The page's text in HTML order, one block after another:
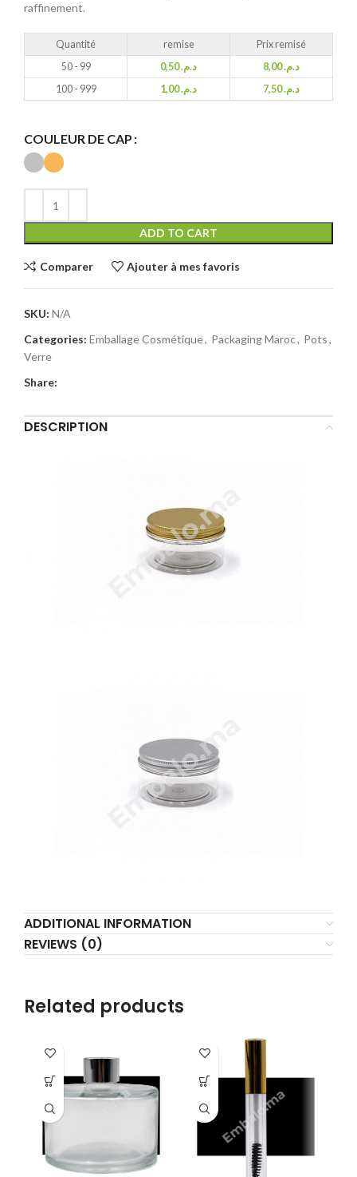
raffinement.
Quantité remise
Prix remisé
50 - 99
د.م.0,50 د.م.8,00
100 - 999
د.م.1,00 د.م.7,50
COULEUR DE CAP
ADD TO CART
Comparer Ajouter à mes favoris
SKU: N/A
Categories: Emballage Cosmétique, Packaging Maroc, Pots,
Verre
Share:
DESCRIPTION
ADDITIONAL INFORMATION
REVIEWS (0)
Related products